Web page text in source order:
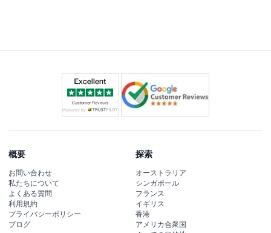
概要
お問い合わせ
私たちについて
よくある質問
利用規約
プライバシーポリシー
ブログ
探索
オーストラリア
シンガポール
フランス
イギリス
香港
アメリカ合衆国